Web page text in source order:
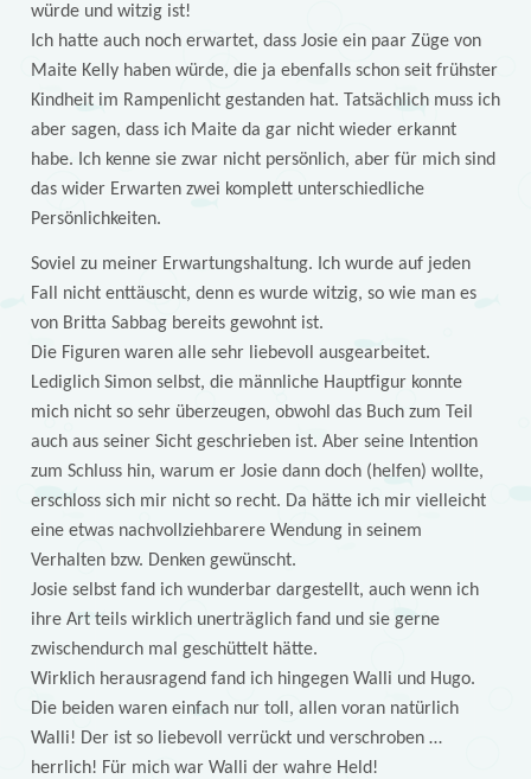
würde und witzig ist!
Ich hatte auch noch erwartet, dass Josie ein paar Züge von
Maite Kelly haben würde, die ja ebenfalls schon seit frühster
Kindheit im Rampenlicht gestanden hat. Tatsächlich muss ich
aber sagen, dass ich Maite da gar nicht wieder erkannt
habe. Ich kenne sie zwar nicht persönlich, aber für mich sind
das wider Erwarten zwei komplett unterschiedliche
Persönlichkeiten.
Soviel zu meiner Erwartungshaltung. Ich wurde auf jeden
Fall nicht enttäuscht, denn es wurde witzig, so wie man es
von Britta Sabbag bereits gewohnt ist.
Die Figuren waren alle sehr liebevoll ausgearbeitet.
Lediglich Simon selbst, die männliche Hauptfigur konnte
mich nicht so sehr überzeugen, obwohl das Buch zum Teil
auch aus seiner Sicht geschrieben ist. Aber seine Intention
zum Schluss hin, warum er Josie dann doch (helfen) wollte,
erschloss sich mir nicht so recht. Da hätte ich mir vielleicht
eine etwas nachvollziehbarere Wendung in seinem
Verhalten bzw. Denken gewünscht.
Josie selbst fand ich wunderbar dargestellt, auch wenn ich
ihre Art teils wirklich unerträglich fand und sie gerne
zwischendurch mal geschüttelt hätte.
Wirklich herausragend fand ich hingegen Walli und Hugo.
Die beiden waren einfach nur toll, allen voran natürlich
Walli! Der ist so liebevoll verrückt und verschroben …
herrlich! Für mich war Walli der wahre Held!